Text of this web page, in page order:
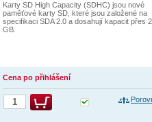
Karty SD High Capacity (SDHC) jsou nové
paměťové karty SD, které jsou založené na
specifikaci SDA 2.0 a dosahují kapacit přes 2
GB.
Cena po přihlášení